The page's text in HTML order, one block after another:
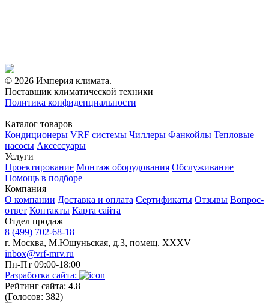
© 2026 Империя климата.
Поставщик климатической техники
Политика конфиденциальности
Каталог товаров
Кондиционеры VRF системы Чиллеры Фанкойлы Тепловые
насосы Аксессуары
Услуги
Проектирование Монтаж оборудования Обслуживание
Помощь в подборе
Компания
О компании Доставка и оплата Сертификаты Отзывы Вопрос-
ответ Контакты Карта сайта
Отдел продаж
8 (499) 702-68-18
г. Москва, М.Юшуньская, д.3, помещ. XXXV
inbox@vrf-mrv.ru
Пн-Пт 09:00-18:00
Разработка сайта:
Рейтинг сайта: 4.8
(Голосов: 382)